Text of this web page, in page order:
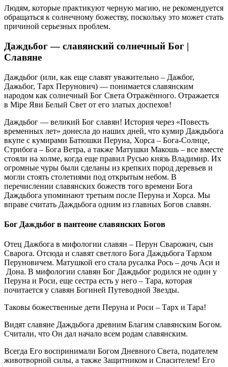
Людям, которые практикуют черную магию, не рекомендуется
обращаться к солнечному божеству, поскольку это может стать
причиной серьезных проблем.
Даждьбог — славянский солнечный Бог |
Славяне
Даждьбог (или, как еще славят уважительно – Дажбог,
Дажьбог, Тарх Перунович) — понимается славянским
народом как солнечный Бог Света Отражённого. Отражается
в Мiре Яви Белый Свет от его златых доспехов!
Даждьбог — великий Бог славян! История через «Повесть
временных лет» донесла до наших дней, что кумир Даждьбога
вкупе с кумирами Батюшки Перуна, Хорса – Бога-Солнце,
Стрибога – Бога Ветра, а также Матушки Макошь – все вместе
стояли на холме, когда еще правил Русью князь Владимир. Их
огромные чуры были сделаны из крепких пород деревьев и
могли стоять столетиями под открытым небом. В
перечислении славянских божеств того времени Бога
Даждьбога упоминают третьим после Перуна и Хорса. Мы
вправе считать Даждьбога одним из главных Богов славян.
Бог Даждьбог в пантеоне славянских Богов
Отец Дажбога в мифологии славян – Перун Сварожич, сын
Сварога. Отсюда и славят светлого Бога Даждьбога Тархом
Перуновичем. Матушкой его стала русалка Рось – дочь Аси и
Дона. В мифологии славян Бог Даждьбог родился не один у
Перуна и Роси, еще сестра есть у него – Тара, которая
почитается у славян Богиней Путеводной Звезды.
Таковы божественные дети Перуна и Роси – Тарх и Тара!
Видят славяне Даждьбога древним Благим славянским Богом.
Считали, что Он дал начало всем родам славянским.
Всегда Его воспринимали Богом Дневного Света, подателем
животворной силы, а также Защитником и Спасителем! Его